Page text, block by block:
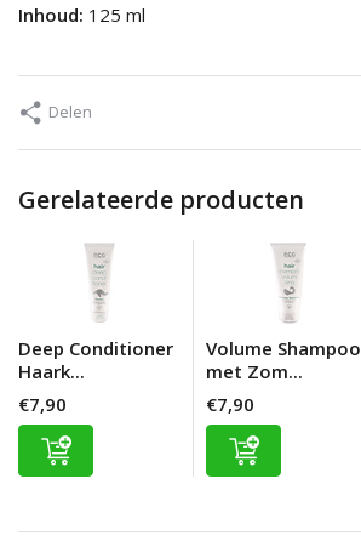
Inhoud: 125 ml
Delen
Gerelateerde producten
Deep Conditioner
Haark...
€7,90
Volume Shampoo
met Zom...
€7,90